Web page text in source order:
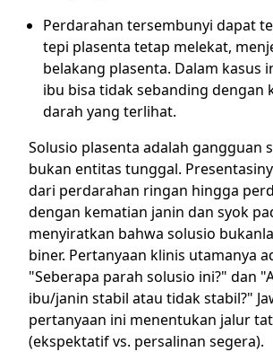
Perdarahan tersembunyi dapat
tepi plasenta tetap melekat,
belakang plasenta. Dalam kasus
ibu bisa tidak sebanding dengan
darah yang terlihat.
Solusio plasenta adalah gangguan
bukan entitas tunggal.
dari perdarahan ringan hingga
dengan kematian janin dan syok
menyiratkan bahwa solusio
biner. Pertanyaan klinis utamanya
"Seberapa parah solusio ini?" dan
ibu/janin stabil atau tidak stabil?"
pertanyaan ini menentukan jalur
(ekspektatif vs. persalinan segera).